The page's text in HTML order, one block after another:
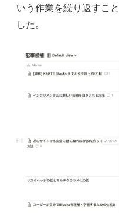
いう作業を繰り返すこ
した。